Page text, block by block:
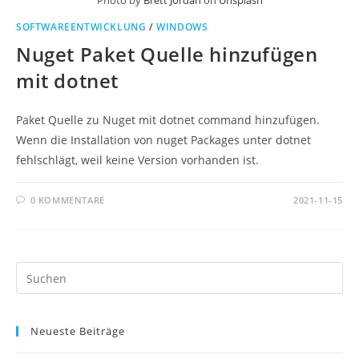
SOFTWAREENTWICKLUNG /WINDOWS
Nuget Paket Quelle hinzufügen
mit dotnet
Paket Quelle zu Nuget mit dotnet command hinzufügen.
Wenn die Installation von nuget Packages unter dotnet
fehlschlägt, weil keine Version vorhanden ist.
0 KOMMENTARE 2021-11-15
Neueste Beiträge